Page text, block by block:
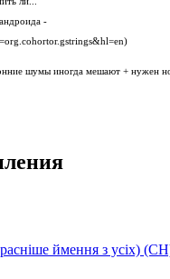
-
шумы иногда мешают + нужен
ймення з усіх)